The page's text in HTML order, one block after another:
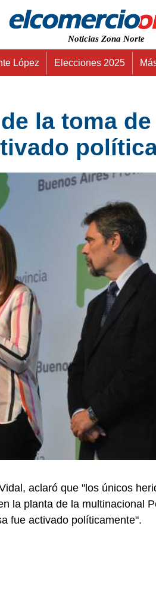
Noticias Zona Norte
López Elecciones 2025
la toma
aclaró que "los únicos
la planta de la multinacional
fue activado políticamente".